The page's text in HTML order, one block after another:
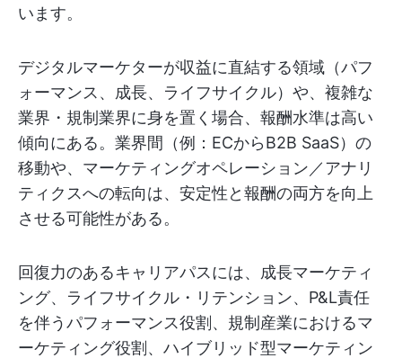
います。
デジタルマーケターが収益に直結する領域（パフ
ォーマンス、成長、ライフサイクル）や、複雑な
業界・規制業界に身を置く場合、報酬水準は高い
傾向にある。業界間（例：ECからB2B SaaS）の
移動や、マーケティングオペレーション／アナリ
ティクスへの転向は、安定性と報酬の両方を向上
させる可能性がある。
回復力のあるキャリアパスには、成長マーケティ
ング、ライフサイクル・リテンション、P&L責任
を伴うパフォーマンス役割、規制産業におけるマ
ーケティング役割、ハイブリッド型マーケティン